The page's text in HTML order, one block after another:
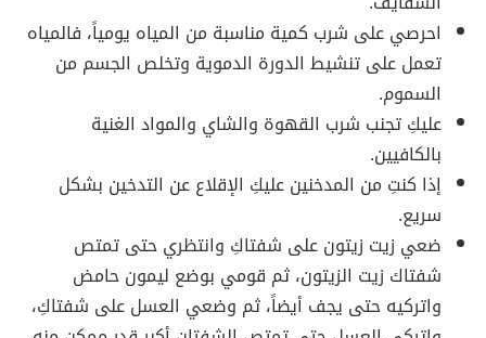
احرصي على شرب كمية مناسبة من المياه يومياً، فالمياه
تعمل على تنشيط الدورة الدموية وتخلص الجسم من
السموم.
عليكِ تجنب شرب القهوة والشاي والمواد الغنية
بالكافيين.
إذا كنتِ من المدخنين عليكِ الإقلاع عن التدخين بشكل
سريع.
ضعي زيت زيتون على شفتاكِ وانتظري حتى تمتص
شفتاك زيت الزيتون، ثم قومي بوضع ليمون حامض
واتركيه حتى يجف أيضاً، ثم وضعي العسل على شفتاكِ،